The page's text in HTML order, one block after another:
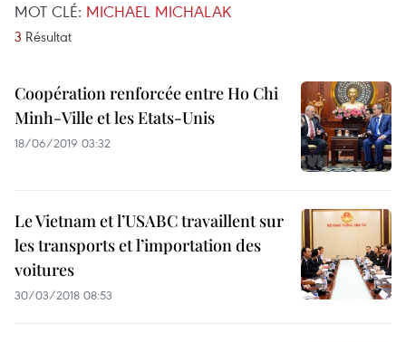
MOT CLÉ: MICHAEL MICHALAK
3 Résultat
Coopération renforcée entre Ho Chi
Minh-Ville et les Etats-Unis
18/06/2019 03:32
Le Vietnam et l’USABC travaillent sur
les transports et l’importation des
voitures
30/03/2018 08:53